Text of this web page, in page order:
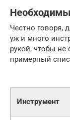
Честно говоря,
уж и много
рукой, чтобы не
примерный
Инструмент